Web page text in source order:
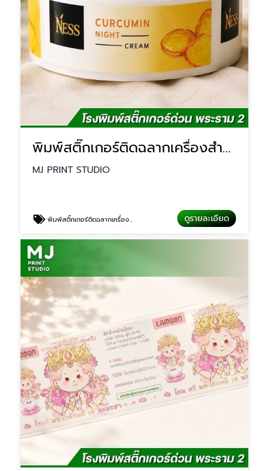
พิมพ์สติ๊กเกอร์ติดฉลากเครื่องสำอาง
MJ PRINT STUDIO
พิมพ์สติ๊กเกอร์ติดฉลากเครื่องสำอาง ดูรายละเอียด